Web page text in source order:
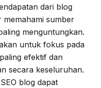
dari blog
memahami sumber
menguntungkan.
untuk fokus pada
efektif dan
secara keseluruhan.
blog dapat